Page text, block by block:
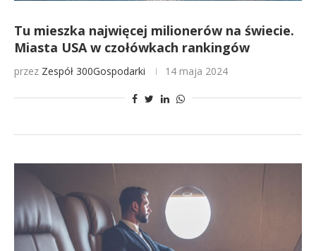
Tu mieszka najwięcej milionerów na świecie.
Miasta USA w czołówkach rankingów
przez Zespół 300Gospodarki 14 maja 2024